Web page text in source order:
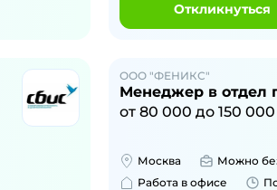
Откликнуться
ООО "ФЕНИКС"
Менеджер в отдел
от 80 000 до 150 000
Москва
Можно
Работа в офисе